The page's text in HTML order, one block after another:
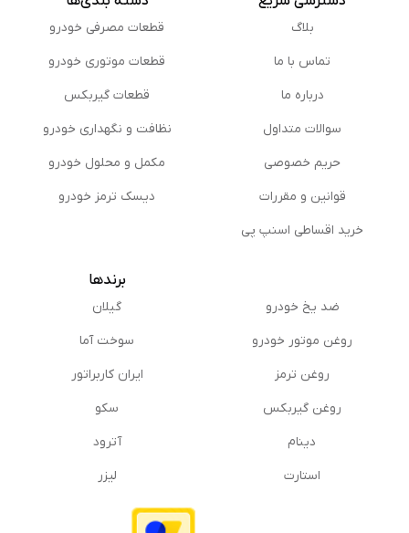
بلاگ
تماس با ما
درباره ما
سوالات متداول
حریم خصوصی
قوانین و مقررات
خرید اقساطی اسنپ پی
قطعات مصرفی خودرو
قطعات موتوری خودرو
قطعات گیربکس
نظافت و نگهداری خودرو
مكمل و محلول خودرو
دیسک ترمز خودرو
ضد یخ خودرو
روغن موتور خودرو
روغن ترمز
روغن گیربكس
دینام
استارت
برندها
گیلان
سوخت آما
ایران کاربراتور
سکو
آترود
لیزر